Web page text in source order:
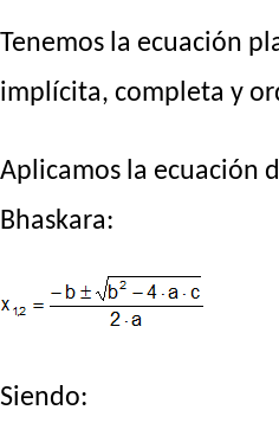
Tenemos la ecuación
implícita, completa y
Aplicamos la ecuación
Bhaskara:
Siendo: